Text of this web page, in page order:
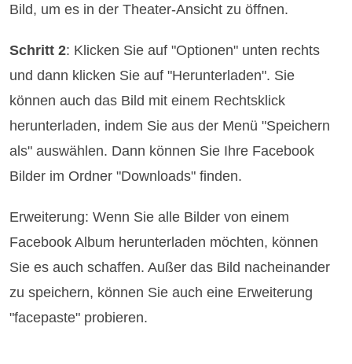
Bild, um es in der Theater-Ansicht zu öffnen.
Schritt 2: Klicken Sie auf "Optionen" unten rechts
und dann klicken Sie auf "Herunterladen". Sie
können auch das Bild mit einem Rechtsklick
herunterladen, indem Sie aus der Menü "Speichern
als" auswählen. Dann können Sie Ihre Facebook
Bilder im Ordner "Downloads" finden.
Erweiterung: Wenn Sie alle Bilder von einem
Facebook Album herunterladen möchten, können
Sie es auch schaffen. Außer das Bild nacheinander
zu speichern, können Sie auch eine Erweiterung
"facepaste" probieren.